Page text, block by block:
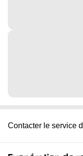
Contacter le service